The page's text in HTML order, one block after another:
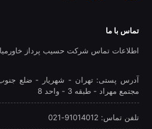
تماس با ما
اطلاعات تماس شرکت حسیب پرداز
مجتمع مهراد - طبقه 3 - واحد 8
تلفن‌ تماس: 91014012-021